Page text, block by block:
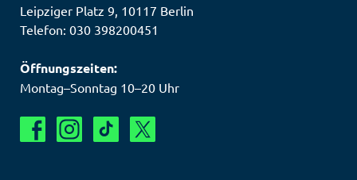
Leipziger Platz 9 10117 Berlin
Telefon: 030 398200451
Öffnungszeiten:
Montag–Sonntag 10–20 Uhr